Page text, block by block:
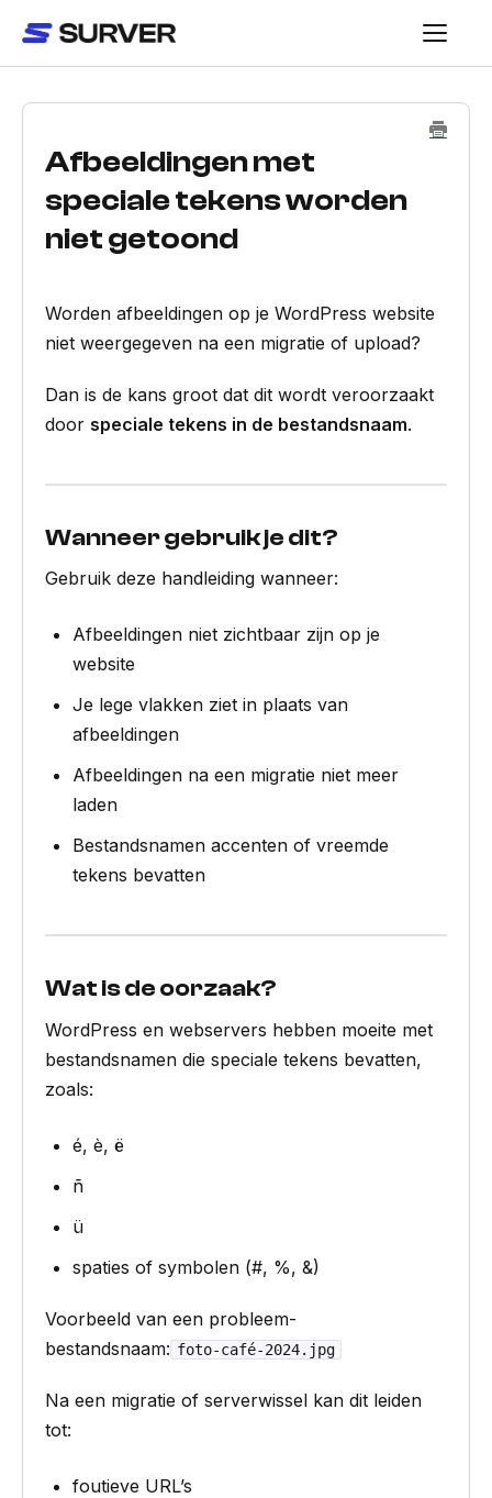
Toggle
Home
Aan de slag
Website & hosting
E-mail
Domeinen & DNS
WordPress & WooCommerce
Account & facturatie
Afbeeldingen met
speciale tekens worden
niet getoond
Worden afbeeldingen op je WordPress website
niet weergegeven na een migratie of upload?
Dan is de kans groot dat dit wordt veroorzaakt
door speciale tekens in de bestandsnaam.
Wanneer gebruik je dit?
Gebruik deze handleiding wanneer:
Afbeeldingen niet zichtbaar zijn op je
website
Je lege vlakken ziet in plaats van
afbeeldingen
Afbeeldingen na een migratie niet meer
laden
Bestandsnamen accenten of vreemde
tekens bevatten
Wat is de oorzaak?
WordPress en webservers hebben moeite met
bestandsnamen die speciale tekens bevatten,
zoals:
é, è, ë
ñ
ü
spaties of symbolen (#, %, &)
Voorbeeld van een probleem-
bestandsnaam: foto-café-2024.jpg
Na een migratie of serverwissel kan dit leiden
tot:
foutieve URL’s